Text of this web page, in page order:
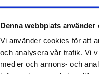
Denna webbplats använder
Vi använder cookies för att
och analysera vår trafik. Vi
medier och annons- och
kan styra allt ifrån
krångligt men är
Normatec 2.0 kan